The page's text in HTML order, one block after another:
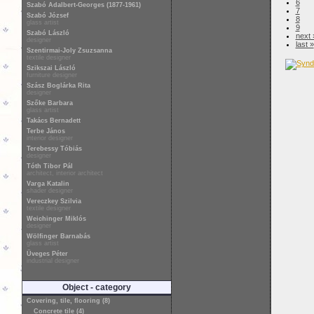
Szabó Adalbert-Georges (1877-1961)
Szabó József
glass artist
Szabó László
designer
Szentirmai-Joly Zsuzsanna
textile designer
Szikszai László
furniture designer
Szász Boglárka Rita
designer
Szőke Barbara
glass artist
Takács Bernadett
Terbe János
interior designer
Terebessy Tóbiás
designer
Tóth Tibor Pál
architect, interior architect
Varga Katalin
shader designer
Vereczkey Szilvia
textile designer
Weichinger Miklós
designer
Wölfinger Barnabás
glass artist
Üveges Péter
industrial designer
Object - category
Covering, tile, flooring (8)
Concrete tile (4)
6
7
8
9
next
last »